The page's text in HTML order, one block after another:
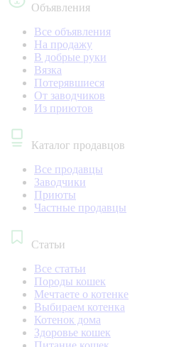
Объявления
Все объявления
На продажу
В добрые руки
Вязка
Потерявшиеся
От заводчиков
Из приютов
Каталог продавцов
Все продавцы
Заводчики
Приюты
Частные продавцы
Статьи
Все статьи
Породы кошек
Мечтаете о котенке
Выбираем котенка
Котенок дома
Здоровье кошек